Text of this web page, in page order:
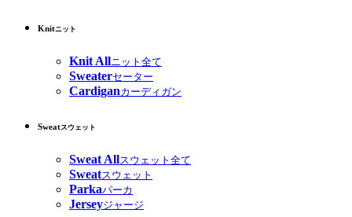
Knitニット
Knit Allニット全て
Sweaterセーター
Cardiganカーディガン
Sweatスウェット
Sweat Allスウェット全て
Sweatスウェット
Parkaパーカ
Jerseyジャージ